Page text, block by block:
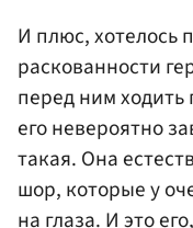
И плюс, хотелось
раскованности
перед ним ходить
его невероятно
такая. Она
шор, которые у
на глаза. И это